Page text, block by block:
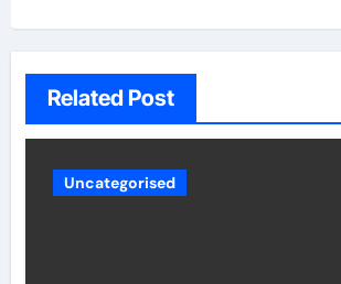
Related Post
Uncategorised